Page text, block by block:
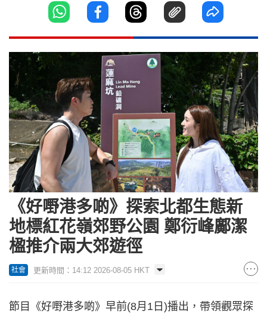
《好嘢港多啲》探索北都生態新
地標紅花嶺郊野公園 鄭衍峰鄺潔
楹推介兩大郊遊徑
社會 更新時間：14:12 2026-08-05 HKT
節目《好嘢港多啲》早前(8月1日)播出，帶領觀眾探